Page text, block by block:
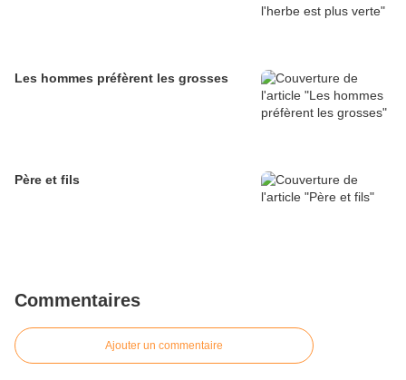
Les hommes préfèrent les grosses
Père et fils
Commentaires
Ajouter un commentaire